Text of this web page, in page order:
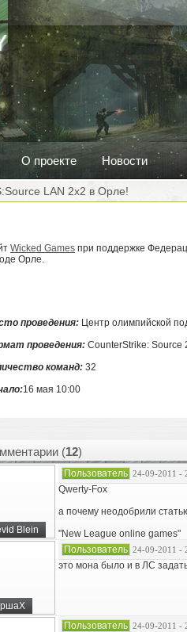
О проекте Новости
LAN 2x2 в Орле!
Wicked Games при поддержке
Орле.
проведения: Центр олимпийской
проведения: CounterStrike: Source
команд: 32
16 мая 10:00
(12)
Blein
Пользователь 24-09-2011 -
Qwerty-Fox
а почему неодобрили
"New League online games"
Пользователь 24-09-2011 -
это мона было и в ЛС
Пользователь 24-09-2011 -